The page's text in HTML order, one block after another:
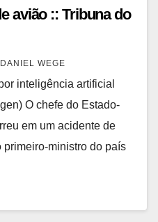
avião :: Tribuna do
DANIEL WEGE
inteligência artificial
O chefe do Estado-
em um acidente de
primeiro-ministro do país